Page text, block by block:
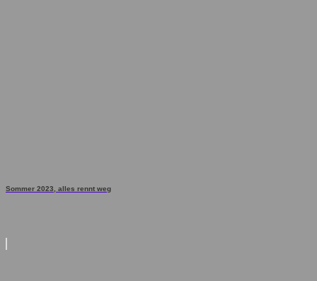
Sommer 2023, alles rennt weg